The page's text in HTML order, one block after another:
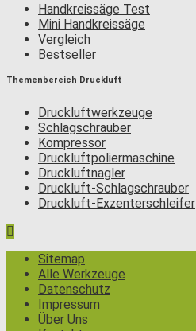
Handkreissäge Test
Mini Handkreissäge
Vergleich
Bestseller
Themenbereich Druckluft
Druckluftwerkzeuge
Schlagschrauber
Kompressor
Druckluftpoliermaschine
Druckluftnagler
Druckluft-Schlagschrauber
Druckluft-Exzenterschleifer
Sitemap
Alle Werkzeuge
Datenschutz
Impressum
Über Uns